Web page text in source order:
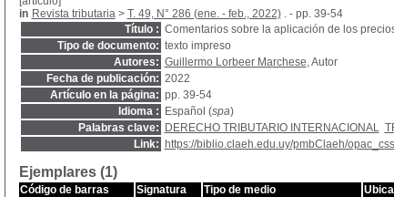
in Revista tributaria> T. 49, N° 286 (ene. - feb., 2022). - pp. 39-54
Título : Comentarios sobre la aplicación de los
Tipo de documento: texto impreso
Autores: Guillermo Lorbeer Marchese, Autor
Fecha de publicación: 2022
Artículo en la página: pp. 39-54
Idioma :
Español (spa)
Palabras clave:
DERECHO TRIBUTARIO INTERNACIONAL
Link:
https://biblio.claeh.edu.uy/pmbClaeh/
Ejemplares (1)
Código de barras Signatura Tipo de medio